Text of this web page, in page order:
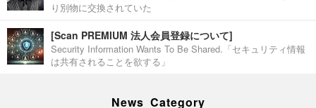
り別物に交換されていた
[Scan PREMIUM 法人会員登録について]
Security Information Wants To Be Shared.「セキュリティ情報
は共有されることを欲する」
News Category